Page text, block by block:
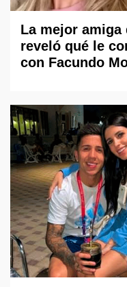
La mejor amiga
reveló qué le
con Facundo